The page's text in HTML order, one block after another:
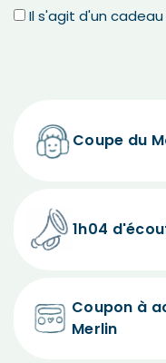
Il s'agit d'un cadeau
Coupe du
1h04
Coupon à
Merlin